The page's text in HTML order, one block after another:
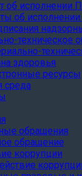
об исполнении
об
техническое
здоровья
ресурсы
среда
обращения
обращение
коррупции